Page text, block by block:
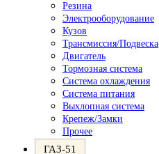
Резина
Электрооборудование
Кузов
Трансмиссия/Подвеска
Двигатель
Тормозная система
Система охлаждения
Система питания
Выхлопная система
Крепеж/Замки
Прочее
ГАЗ-51